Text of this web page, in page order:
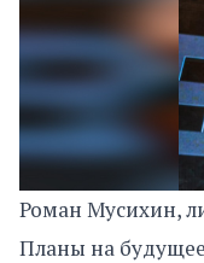
Роман Мусихин,
Планы на